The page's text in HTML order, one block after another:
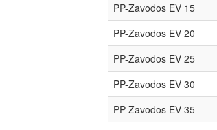
PP-Zavodos EV 15
PP-Zavodos EV 20
PP-Zavodos EV 25
PP-Zavodos EV 30
PP-Zavodos EV 35